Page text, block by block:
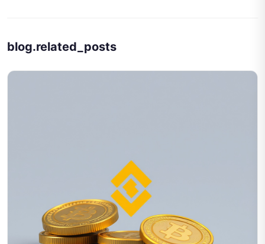
blog.related_posts